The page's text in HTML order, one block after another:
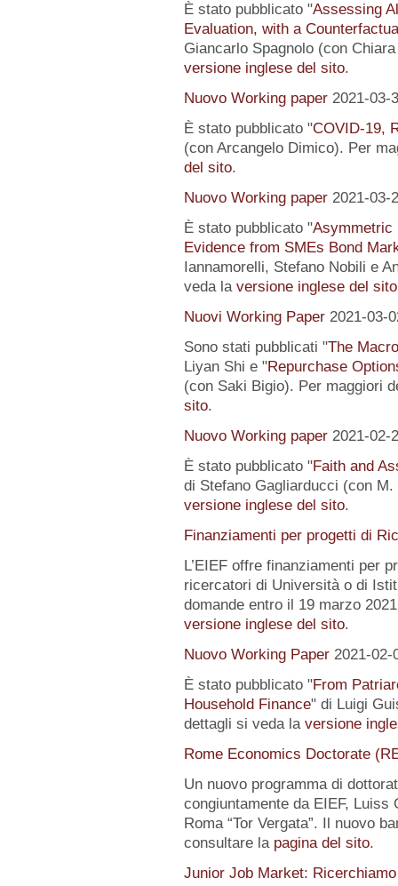
È stato pubblicato "Assessing
Evaluation, with a
Giancarlo Spagnolo (con
versione inglese del sito.
Nuovo Working paper 2021-03-
È stato pubblicato "COVID-19,
(con Arcangelo Dimico). Per
del sito.
Nuovo Working paper 2021-03-
È stato pubblicato "Asymmetric
Evidence from SMEs Bond
Iannamorelli, Stefano Nobili e
veda la versione inglese del sito
Nuovi Working Paper 2021-03-
Sono stati pubblicati "The
Liyan Shi e "Repurchase
(con Saki Bigio). Per maggiori
sito.
Nuovo Working paper 2021-02-
È stato pubblicato "Faith and
di Stefano Gagliarducci (con
versione inglese del sito.
Finanziamenti per progetti di
L’EIEF offre finanziamenti per
ricercatori di Università o di
domande entro il 19 marzo
versione inglese del sito.
Nuovo Working Paper 2021-02-
È stato pubblicato "From
Household Finance" di Luigi
dettagli si veda la versione
Rome Economics Doctorate
Un nuovo programma di
congiuntamente da EIEF, Luiss
Roma “Tor Vergata”. Il nuovo
consultare la pagina del sito.
Junior Job Market: